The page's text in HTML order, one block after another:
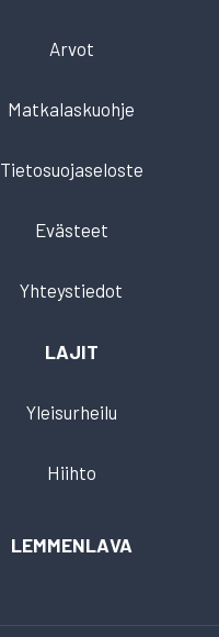
Arvot
Matkalaskuohje
Tietosuojaseloste
Evästeet
Yhteystiedot
LAJIT
Yleisurheilu
Hiihto
LEMMENLAVA